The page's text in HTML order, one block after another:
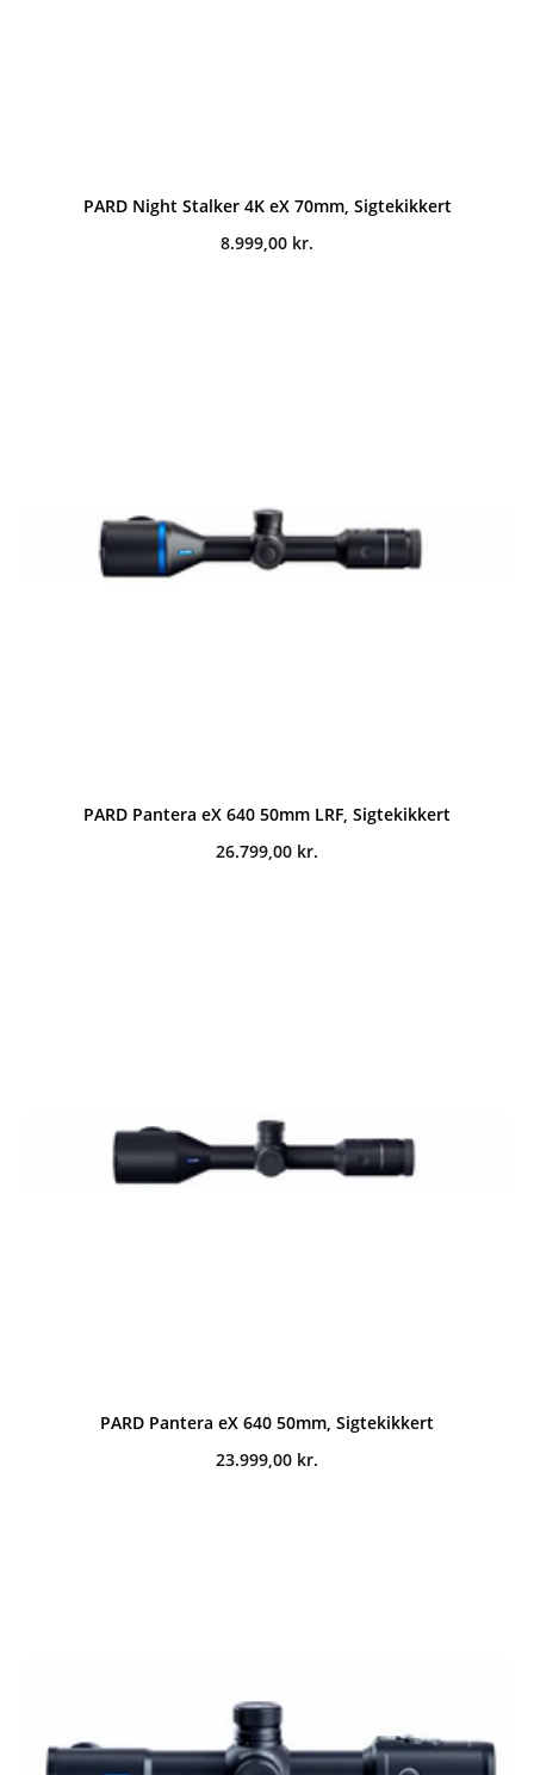
PARD Night Stalker 4K eX 70mm, Sigtekikkert
8.999,00 kr.
PARD Pantera eX 640 50mm LRF, Sigtekikkert
26.799,00 kr.
PARD Pantera eX 640 50mm, Sigtekikkert
23.999,00 kr.